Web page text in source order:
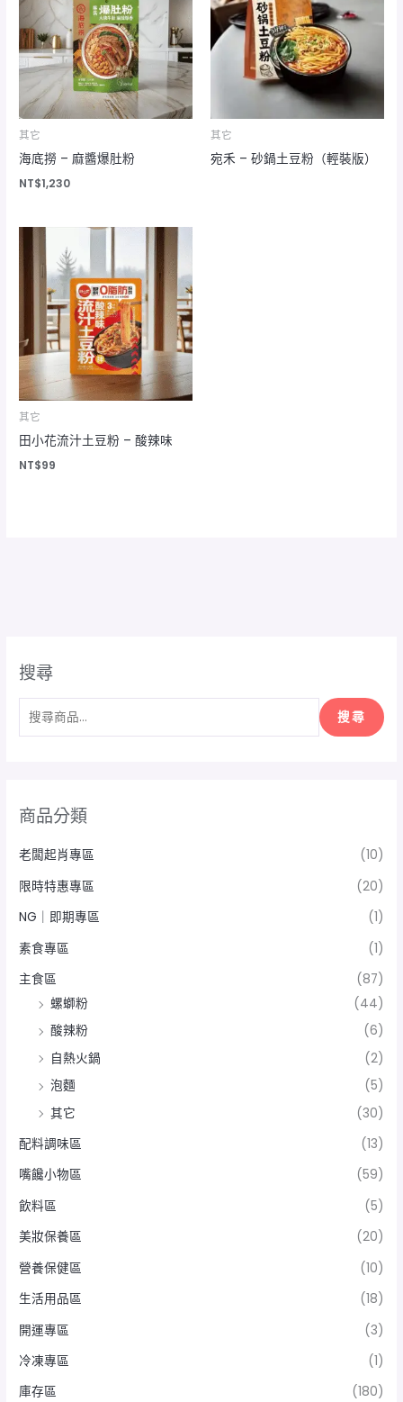
其它
海底撈 – 麻醬爆肚粉
NT$1,230
其它
宛禾 – 砂鍋土豆粉（輕裝版）
其它
田小花流汁土豆粉 – 酸辣味
NT$99
搜尋
搜尋
商品分類
老闆起肖專區
(10)
限時特惠專區
(20)
NG｜即期專區
(1)
素食專區
(1)
主食區
(87)
螺螄粉
(44)
酸辣粉
(6)
自熱火鍋
(2)
泡麵
(5)
其它
(30)
配料調味區
(13)
嘴饞小物區
(59)
飲料區
(5)
美妝保養區
(20)
營養保健區
(10)
生活用品區
(18)
開運專區
(3)
冷凍專區
(1)
庫存區
(180)